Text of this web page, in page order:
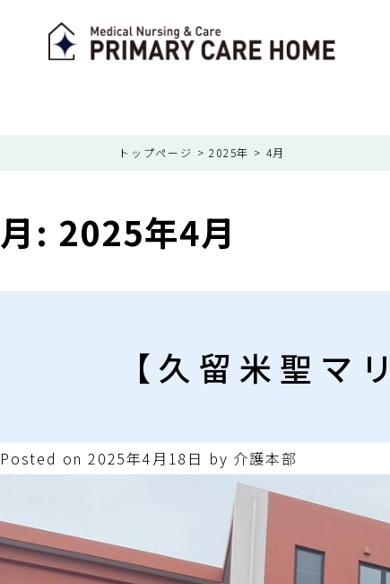
トップページ >2025年 > 4月
月: 2025年4月
【久留米聖マ
Posted on2025年4月18日 by 介護本部